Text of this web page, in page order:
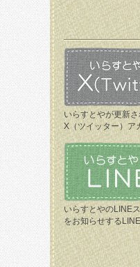
いらすとやが更新
X（ツイッター）ア
いらすとやのLINE
をお知らせする